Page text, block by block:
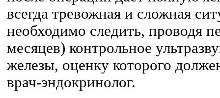
всегда тревожная и сложная
необходимо следить, проводя
месяцев) контрольное
железы, оценку которого
врач-эндокринолог.